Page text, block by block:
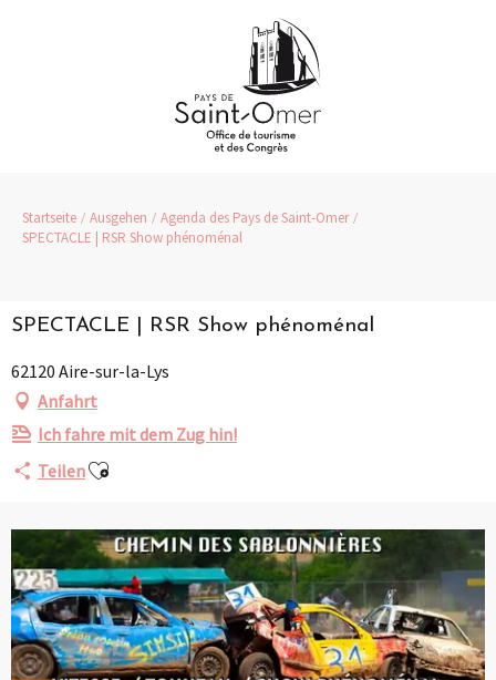
Startseite Ausgehen
Agenda des Pays de Saint-Omer
SPECTACLE | RSR Show phénoménal
SPECTACLE | RSR Show phénoménal
62120 Aire-sur-la-Lys
Anfahrt
Ich fahre mit dem Zug hin!
TeilenAjouter aux favoris